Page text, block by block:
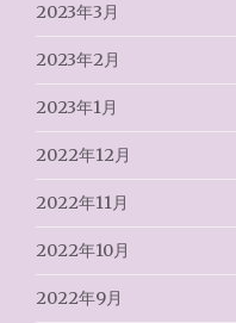
2023年3月
2023年2月
2023年1月
2022年12月
2022年11月
2022年10月
2022年9月